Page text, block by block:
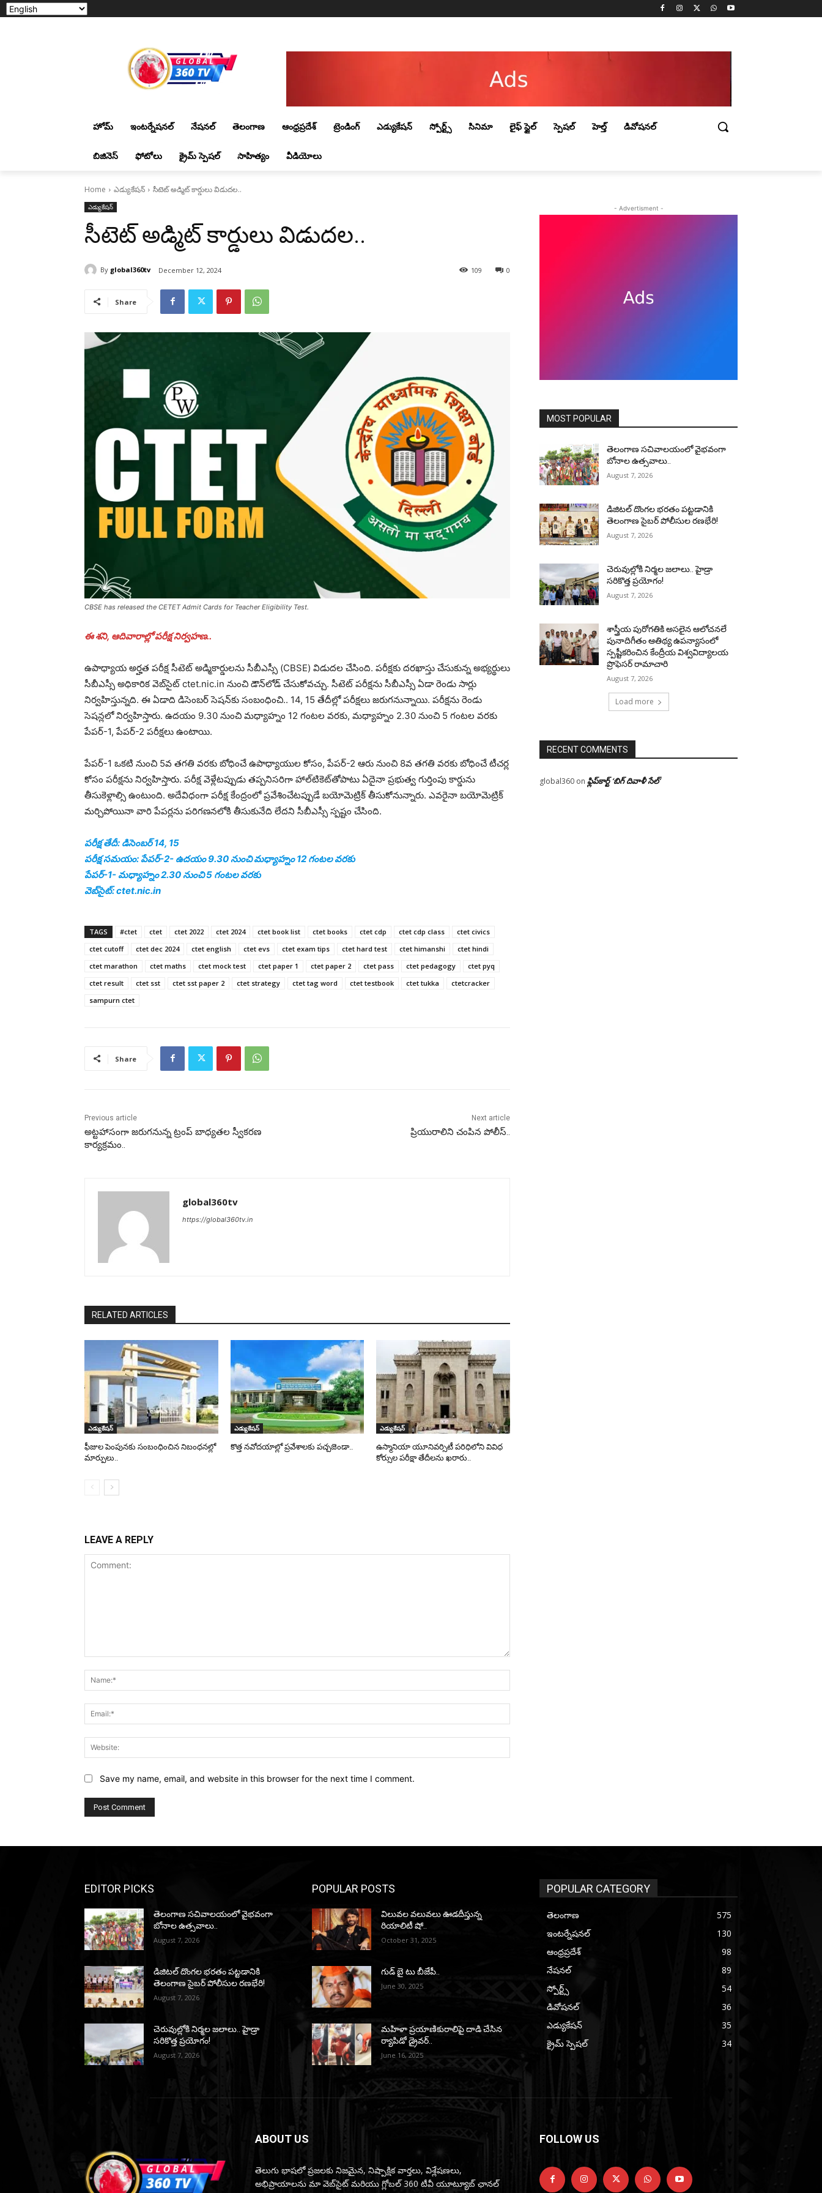
హోమ్ ఇంటర్నేషనల్ నేషనల్ తెలంగాణ ఆంధ్రప్రదేశ్ ట్రెండింగ్‌ ఎడ్యుకేషన్ స్పోర్ట్స్ సినిమా లైఫ్ స్టైల్ స్పెషల్ హెల్త్ డివోషనల్
బిజినెస్ ఫోటోలు క్రైమ్ స్పెషల్ సాహిత్యం వీడియోలు
Home ఎడ్యుకేషన్ సీటెట్‌ అడ్మిట్‌ కార్డులు విడుదల..
ఎడ్యుకేషన్
సీటెట్‌ అడ్మిట్‌ కార్డులు విడుదల..
By global360tv December 12, 2024 0
109
Share
CBSE has released the CETET Admit Cards for Teacher Eligibility Test.
ఈ శని, ఆదివారాల్లో పరీక్ష నిర్వహణ..
ఉపాధ్యాయ అర్హత పరీక్ష సీటెట్‌ అడ్మికార్డులను సీబీఎస్సీ (CBSE) విడుదల చేసింది. పరీక్షకు దరఖాస్తు చేసుకున్న అభ్యర్థులు
సీబీఎస్సీ అధికారిక వెబ్‌సైట్‌ ctet.nic.in నుంచి డౌన్‌లోడ్‌ చేసుకోవచ్చు. సీటెట్‌ పరీక్షను సీబీఎస్సీ ఏడా రెండు సార్లు
నిర్వహిస్తున్నది. ఈ ఏడాది డిసెంబర్‌ సెషన్‌కు సంబంధించి.. 14, 15 తేదీల్లో పరీక్షలు జరుగనున్నాయి. పరీక్షను రెండు
సెషన్లలో నిర్వహిస్తారు. ఉదయం 9.30 నుంచి మధ్యాహ్నం 12 గంటల వరకు, మధ్యాహ్నం 2.30 నుంచి 5 గంటల వరకు
పేపర్‌-1, పేపర్‌-2 పరీక్షలు ఉంటాయి.
పేపర్‌-1 ఒకటి నుంచి 5వ తగతి వరకు బోధించే ఉపాధ్యాయుల కోసం, పేపర్‌-2 ఆరు నుంచి 8వ తగతి వరకు బోధించే టీచర్ల
కోసం పరీక్షను నిర్వహిస్తారు. పరీక్ష వెళ్లేటప్పుడు తప్పనిసరిగా హాల్‌టికెట్‌తోపాటు ఏదైనా ప్రభుత్వ గుర్తింపు కార్డును
తీసుకెళ్లాల్సి ఉంటుంది. అదేవిధంగా పరీక్ష కేంద్రంలో ప్రవేశించేటప్పుడే బయోమెట్రిక్‌ తీసుకోనున్నారు. ఎవరైనా బయోమెట్రిక్‌
మర్చిపోయినా వారి పేపర్లను పరిగణనలోకి తీసుకునేది లేదని సీబీఎస్సీ స్పష్టం చేసింది.
పరీక్ష తేదీ: డిసెంబర్‌ 14, 15
పరీక్ష సమయం: పేపర్‌-2- ఉదయం 9.30 నుంచి మధ్యాహ్నం 12 గంటల వరకు
పేపర్‌-1- మధ్యాహ్నం 2.30 నుంచి 5 గంటల వరకు
వెబ్‌సైట్‌: ctet.nic.in
TAGS #ctet ctet ctet 2022 ctet 2024 ctet book list ctet books ctet cdp ctet cdp class
ctet civics
ctet cutoff
ctet dec 2024 ctet english ctet evs ctet exam tips ctet hard test ctet himanshi
ctet hindi
ctet marathon
ctet maths ctet mock test ctet paper 1 ctet paper 2 ctet pass ctet pedagogy
ctet pyq
ctet result
ctet sst ctet sst paper 2 ctet strategy ctet tag word ctet testbook ctet tukka
ctetcracker
sampurn ctet
Share
Previous article
అట్టహాసంగా జరుగనున్న ట్రంప్‌ బాధ్యతల స్వీకరణ
కార్యక్రమం..
Next article
ప్రియురాలిని చంపిన పోలీస్..
global360tv
https://global360tv.in
RELATED ARTICLES
ఎడ్యుకేషన్
ఫీజుల పెంపునకు సంబంధించిన నిబంధనల్లో
మార్పులు..
ఎడ్యుకేషన్
కొత్త నవోదయాల్లో ప్రవేశాలకు పచ్చజెండా..
ఎడ్యుకేషన్
ఉస్మానియా యూనివర్సిటీ పరిధిలోని వివిధ
కోర్సుల పరీక్షా తేదీలను ఖరారు..
LEAVE A REPLY
Save my name, email, and website in this browser for the next time I comment.
- Advertisment -
MOST POPULAR
తెలంగాణ సచివాలయంలో వైభవంగా
బోనాల ఉత్సవాలు..
August 7, 2026
డిజిటల్ దొంగల భరతం పట్టడానికి
తెలంగాణ సైబర్ పోలీసుల రణభేరి!
August 7, 2026
చెరువుల్లోకి నిర్మల జలాలు.. హైడ్రా
సరికొత్త ప్రయోగం!
August 7, 2026
శాస్త్రీయ పురోగతికి అసలైన ఆలోచనలే
పునాదిగీతం ఆతిథ్య ఉపన్యాసంలో
స్పష్టీకరించిన కేంద్రీయ విశ్వవిద్యాలయ
ప్రొఫెసర్ రామాచారి
August 7, 2026
Load more
RECENT COMMENTS
global360 on ఫ్లిప్‌కార్ట్ ‘బిగ్ దివాళీ సేల్’
EDITOR PICKS
తెలంగాణ సచివాలయంలో వైభవంగా
బోనాల ఉత్సవాలు..
August 7, 2026
డిజిటల్ దొంగల భరతం పట్టడానికి
తెలంగాణ సైబర్ పోలీసుల రణభేరి!
August 7, 2026
చెరువుల్లోకి నిర్మల జలాలు.. హైడ్రా
సరికొత్త ప్రయోగం!
August 7, 2026
POPULAR POSTS
విలువల వలువలు ఊడదీస్తున్న
రియాలిటీ షో..
October 31, 2025
గుడ్ బై టు బీజేపీ..
June 30, 2025
మహిళా ప్రయాణికురాలిపై దాడి చేసిన
ర్యాపిడో డ్రైవర్‌..
June 16, 2025
POPULAR CATEGORY
తెలంగాణ
575
ఇంటర్నేషనల్
130
ఆంధ్రప్రదేశ్
98
నేషనల్
89
స్పోర్ట్స్
54
డివోషనల్
36
ఎడ్యుకేషన్
35
క్రైమ్ స్పెషల్
34
ABOUT US
తెలుగు భాషలో ప్రజలకు నిజమైన, నిష్పాక్షిక వార్తలు, విశ్లేషణలు,
అభిప్రాయాలను మా వెబ్‌సైట్ మరియు గ్లోబల్ 360 టీవీ యూట్యూబ్ ఛానల్
FOLLOW US